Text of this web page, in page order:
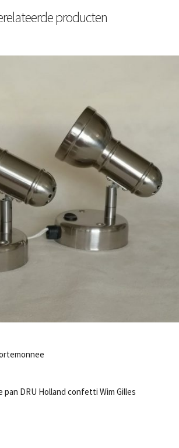
producten